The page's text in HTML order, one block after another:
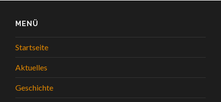
MENÜ
Startseite
Aktuelles
Geschichte